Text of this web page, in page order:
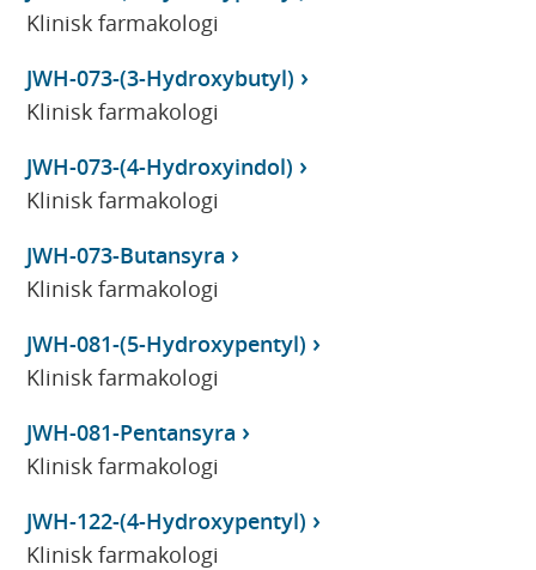
Klinisk farmakologi
JWH-073-(3-Hydroxybutyl)
Klinisk farmakologi
JWH-073-(4-Hydroxyindol)
Klinisk farmakologi
JWH-073-Butansyra
Klinisk farmakologi
JWH-081-(5-Hydroxypentyl)
Klinisk farmakologi
JWH-081-Pentansyra
Klinisk farmakologi
JWH-122-(4-Hydroxypentyl)
Klinisk farmakologi